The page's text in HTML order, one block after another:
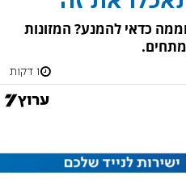
כדאי להמנע? המזונות
מתחים.
1 דקות